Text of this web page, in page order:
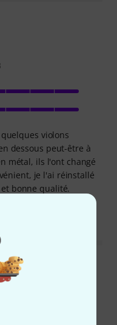
violons
dessous peut-être à
métal, ils l'ont changé
je l'ai réinstallé
bonne qualité.